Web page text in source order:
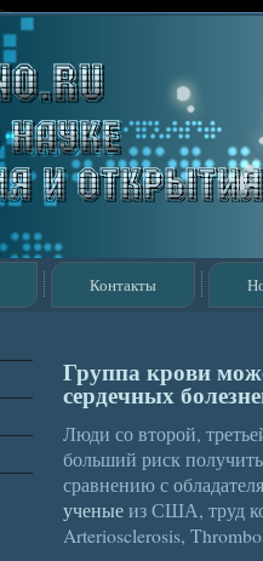
Контакты
Группа крови
сердечных
Люди со второй,
больший риск
сравнению с
ученыеиз США, труд
Arteriosclerosis,